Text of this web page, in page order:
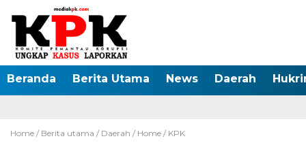
Beranda Berita Utama News Daerah
Home / Berita utama / Daerah / Home / KPK